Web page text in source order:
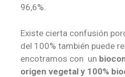
96,6%.
Existe cierta confusión
del 100% también puede
encotramos con un
origen vegetal y 100%